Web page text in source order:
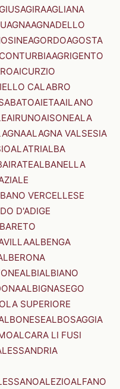
AGIRAAGLIANA
AGNAAGNADELLO
AGORDOAGOSTA
AGRIGENTO
AICURZIO
CALABRO
AIETAAILANO
AIRUNOAISONEALA
ALAGNA VALSESIA
ALATRIALBA
ALBANELLA
VERCELLESE
D'ADIGE
ALBENGA
ALBIALBIANO
ALBIGNASEGO
SUPERIORE
ALBOSAGGIA
ALCARA LI FUSI
ALEZIOALFANO